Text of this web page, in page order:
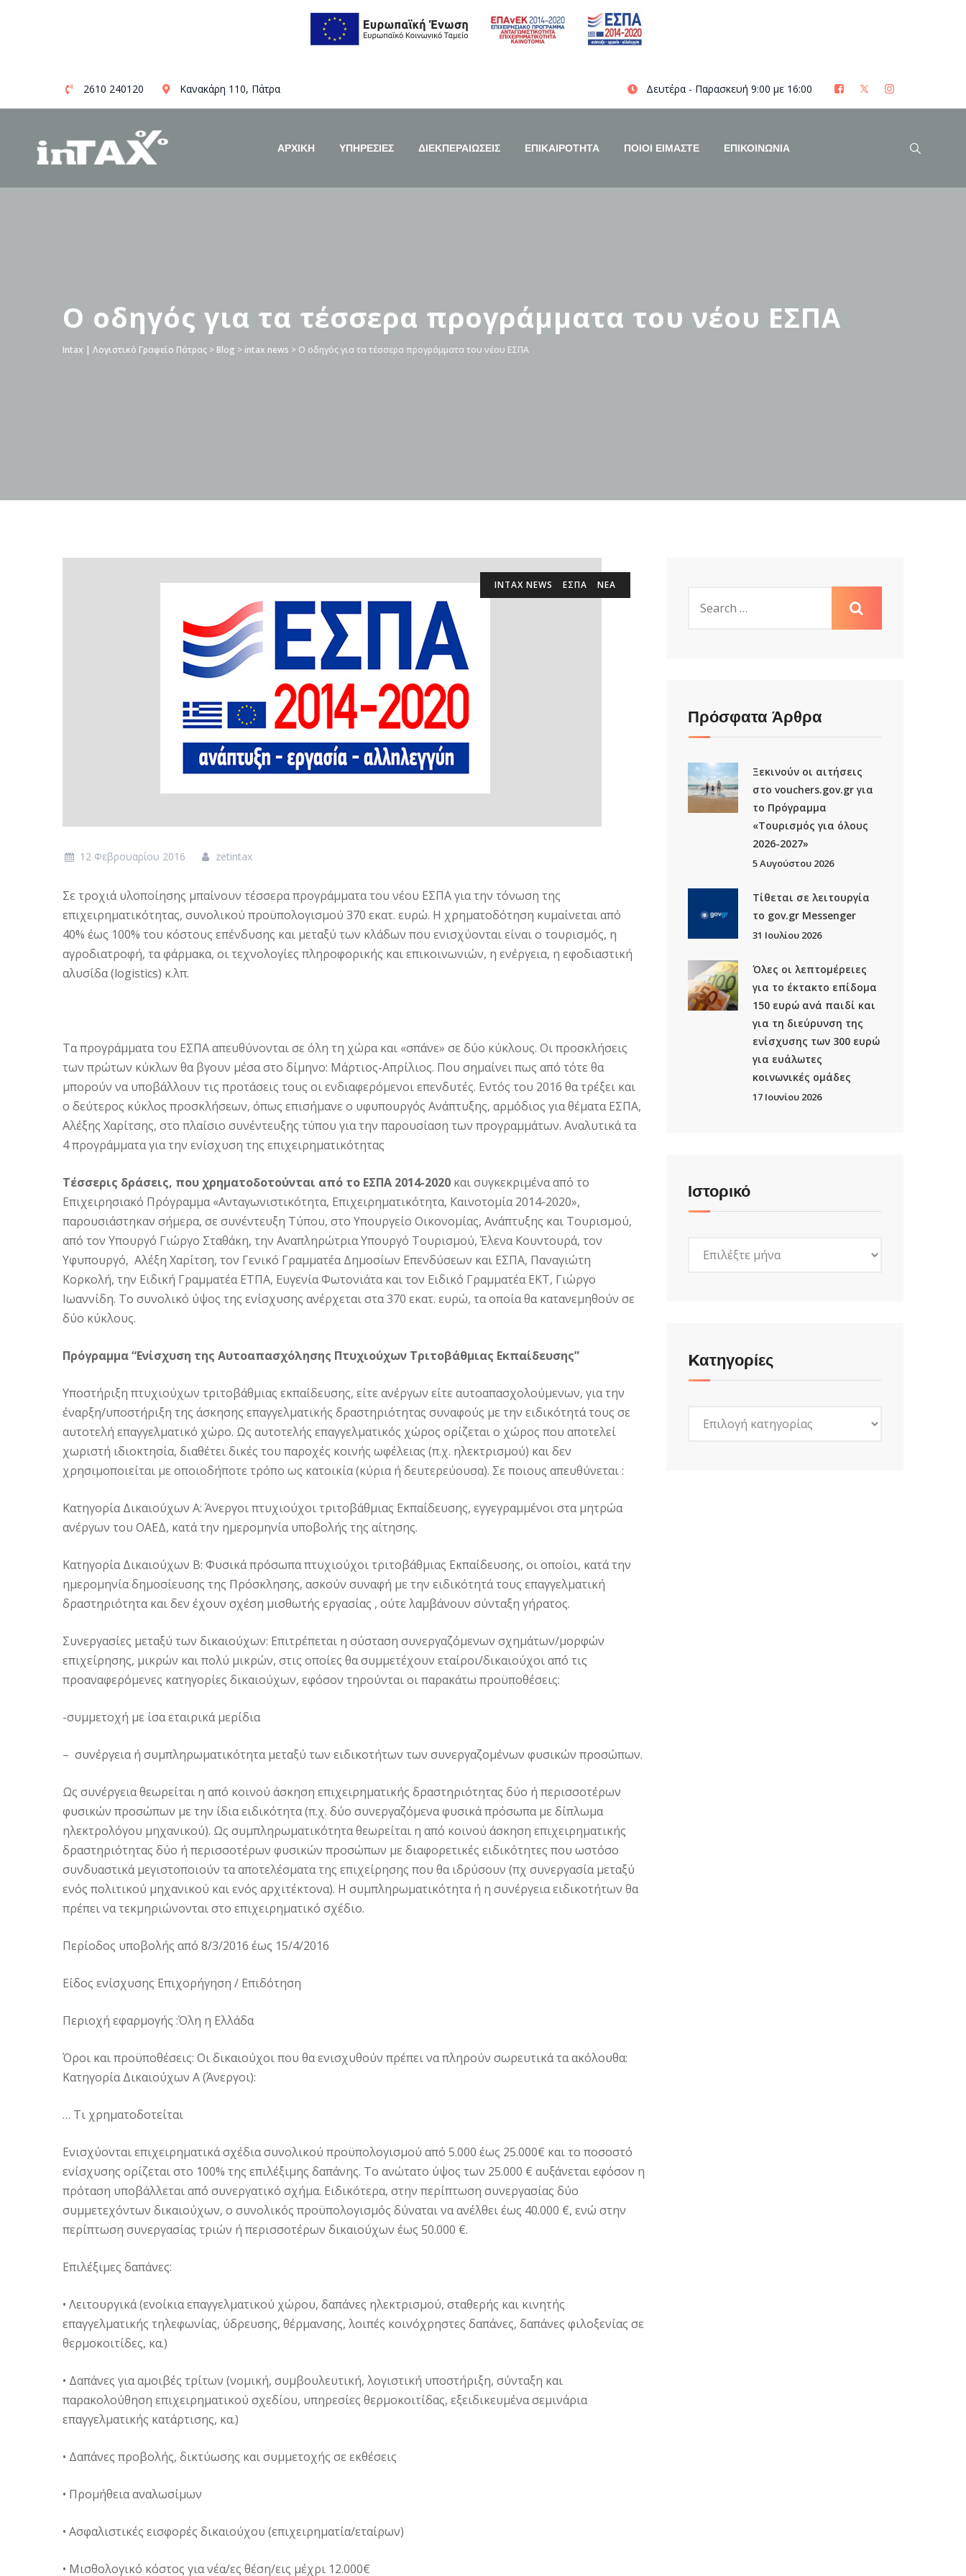
content
2610 240120 Κανακάρη 110, Πάτρα Δευτέρα - Παρασκευή 9:00 με 16:00
ΑΡΧΙΚΗ ΥΠΗΡΕΣΙΕΣ ΔΙΕΚΠΕΡΑΙΩΣΕΙΣ ΕΠΙΚΑΙΡΟΤΗΤΑ ΠΟΙΟΊ ΕΊΜΑΣΤΕ ΕΠΙΚΟΙΝΩΝΙΑ
Ο οδηγός για τα τέσσερα προγράμματα του νέου ΕΣΠΑ
Intax | Λογιστικό Γραφείο Πάτρας > Blog > intax news > Ο οδηγός για τα τέσσερα προγράμματα του νέου ΕΣΠΑ
INTAX NEWS ΕΣΠΑ ΝΕΑ
12 Φεβρουαρίου 2016 zetintax
Σε τροχιά υλοποίησης μπαίνουν τέσσερα προγράμματα του νέου ΕΣΠΑ για την τόνωση της
επιχειρηματικότητας, συνολικού προϋπολογισμού 370 εκατ. ευρώ. Η χρηματοδότηση κυμαίνεται από
40% έως 100% του κόστους επένδυσης και μεταξύ των κλάδων που ενισχύονται είναι ο τουρισμός, η
αγροδιατροφή, τα φάρμακα, οι τεχνολογίες πληροφορικής και επικοινωνιών, η ενέργεια, η εφοδιαστική
αλυσίδα (logistics) κ.λπ.
Τα προγράμματα του ΕΣΠΑ απευθύνονται σε όλη τη χώρα και «σπάνε» σε δύο κύκλους. Οι προσκλήσεις
των πρώτων κύκλων θα βγουν μέσα στο δίμηνο: Μάρτιος-Απρίλιος. Που σημαίνει πως από τότε θα
μπορούν να υποβάλλουν τις προτάσεις τους οι ενδιαφερόμενοι επενδυτές. Εντός του 2016 θα τρέξει και
ο δεύτερος κύκλος προσκλήσεων, όπως επισήμανε ο υφυπουργός Ανάπτυξης, αρμόδιος για θέματα ΕΣΠΑ,
Αλέξης Χαρίτσης, στο πλαίσιο συνέντευξης τύπου για την παρουσίαση των προγραμμάτων. Αναλυτικά τα
4 προγράμματα για την ενίσχυση της επιχειρηματικότητας
Τέσσερις δράσεις, που χρηματοδοτούνται από το ΕΣΠΑ 2014-2020 και συγκεκριμένα από το
Επιχειρησιακό Πρόγραμμα «Ανταγωνιστικότητα, Επιχειρηματικότητα, Καινοτομία 2014-2020»,
παρουσιάστηκαν σήμερα, σε συνέντευξη Τύπου, στο Υπουργείο Οικονομίας, Ανάπτυξης και Τουρισμού,
από τον Υπουργό Γιώργο Σταθάκη, την Αναπληρώτρια Υπουργό Τουρισμού, Έλενα Κουντουρά, τον
Υφυπουργό, Αλέξη Χαρίτση, τον Γενικό Γραμματέα Δημοσίων Επενδύσεων και ΕΣΠΑ, Παναγιώτη
Κορκολή, την Ειδική Γραμματέα ΕΤΠΑ, Ευγενία Φωτονιάτα και τον Ειδικό Γραμματέα ΕΚΤ, Γιώργο
Ιωαννίδη. Το συνολικό ύψος της ενίσχυσης ανέρχεται στα 370 εκατ. ευρώ, τα οποία θα κατανεμηθούν σε
δύο κύκλους.
Πρόγραμμα “Ενίσχυση της Αυτοαπασχόλησης Πτυχιούχων Τριτοβάθμιας Εκπαίδευσης”
Υποστήριξη πτυχιούχων τριτοβάθμιας εκπαίδευσης, είτε ανέργων είτε αυτοαπασχολούμενων, για την
έναρξη/υποστήριξη της άσκησης επαγγελματικής δραστηριότητας συναφούς με την ειδικότητά τους σε
αυτοτελή επαγγελματικό χώρο. Ως αυτοτελής επαγγελματικός χώρος ορίζεται ο χώρος που αποτελεί
χωριστή ιδιοκτησία, διαθέτει δικές του παροχές κοινής ωφέλειας (π.χ. ηλεκτρισμού) και δεν
χρησιμοποιείται με οποιοδήποτε τρόπο ως κατοικία (κύρια ή δευτερεύουσα). Σε ποιους απευθύνεται :
Κατηγορία Δικαιούχων Α: Άνεργοι πτυχιούχοι τριτοβάθμιας Εκπαίδευσης, εγγεγραμμένοι στα μητρώα
ανέργων του ΟΑΕΔ, κατά την ημερομηνία υποβολής της αίτησης.
Κατηγορία Δικαιούχων Β: Φυσικά πρόσωπα πτυχιούχοι τριτοβάθμιας Εκπαίδευσης, οι οποίοι, κατά την
ημερομηνία δημοσίευσης της Πρόσκλησης, ασκούν συναφή με την ειδικότητά τους επαγγελματική
δραστηριότητα και δεν έχουν σχέση μισθωτής εργασίας , ούτε λαμβάνουν σύνταξη γήρατος.
Συνεργασίες μεταξύ των δικαιούχων: Επιτρέπεται η σύσταση συνεργαζόμενων σχημάτων/μορφών
επιχείρησης, μικρών και πολύ μικρών, στις οποίες θα συμμετέχουν εταίροι/δικαιούχοι από τις
προαναφερόμενες κατηγορίες δικαιούχων, εφόσον τηρούνται οι παρακάτω προϋποθέσεις:
-συμμετοχή με ίσα εταιρικά μερίδια
– συνέργεια ή συμπληρωματικότητα μεταξύ των ειδικοτήτων των συνεργαζομένων φυσικών προσώπων.
Ως συνέργεια θεωρείται η από κοινού άσκηση επιχειρηματικής δραστηριότητας δύο ή περισσοτέρων
φυσικών προσώπων με την ίδια ειδικότητα (π.χ. δύο συνεργαζόμενα φυσικά πρόσωπα με δίπλωμα
ηλεκτρολόγου μηχανικού). Ως συμπληρωματικότητα θεωρείται η από κοινού άσκηση επιχειρηματικής
δραστηριότητας δύο ή περισσοτέρων φυσικών προσώπων με διαφορετικές ειδικότητες που ωστόσο
συνδυαστικά μεγιστοποιούν τα αποτελέσματα της επιχείρησης που θα ιδρύσουν (πχ συνεργασία μεταξύ
ενός πολιτικού μηχανικού και ενός αρχιτέκτονα). Η συμπληρωματικότητα ή η συνέργεια ειδικοτήτων θα
πρέπει να τεκμηριώνονται στο επιχειρηματικό σχέδιο.
Περίοδος υποβολής από 8/3/2016 έως 15/4/2016
Είδος ενίσχυσης Επιχορήγηση / Επιδότηση
Περιοχή εφαρμογής :Όλη η Ελλάδα
Όροι και προϋποθέσεις: Οι δικαιούχοι που θα ενισχυθούν πρέπει να πληρούν σωρευτικά τα ακόλουθα:
Κατηγορία Δικαιούχων Α (Άνεργοι):
… Τι χρηματοδοτείται
Eνισχύονται επιχειρηματικά σχέδια συνολικού προϋπολογισμού από 5.000 έως 25.000€ και το ποσοστό
ενίσχυσης ορίζεται στο 100% της επιλέξιμης δαπάνης. Το ανώτατο ύψος των 25.000 € αυξάνεται εφόσον η
πρόταση υποβάλλεται από συνεργατικό σχήμα. Ειδικότερα, στην περίπτωση συνεργασίας δύο
συμμετεχόντων δικαιούχων, ο συνολικός προϋπολογισμός δύναται να ανέλθει έως 40.000 €, ενώ στην
περίπτωση συνεργασίας τριών ή περισσοτέρων δικαιούχων έως 50.000 €.
Επιλέξιμες δαπάνες:
• Λειτουργικά (ενοίκια επαγγελματικού χώρου, δαπάνες ηλεκτρισμού, σταθερής και κινητής
επαγγελματικής τηλεφωνίας, ύδρευσης, θέρμανσης, λοιπές κοινόχρηστες δαπάνες, δαπάνες φιλοξενίας σε
θερμοκοιτίδες, κα.)
• Δαπάνες για αμοιβές τρίτων (νομική, συμβουλευτική, λογιστική υποστήριξη, σύνταξη και
παρακολούθηση επιχειρηματικού σχεδίου, υπηρεσίες θερμοκοιτίδας, εξειδικευμένα σεμινάρια
επαγγελματικής κατάρτισης, κα.)
• Δαπάνες προβολής, δικτύωσης και συμμετοχής σε εκθέσεις
• Προμήθεια αναλωσίμων
• Ασφαλιστικές εισφορές δικαιούχου (επιχειρηματία/εταίρων)
• Μισθολογικό κόστος για νέα/ες θέση/εις μέχρι 12.000€
Πρόσφατα Άρθρα
Ξεκινούν οι αιτήσεις
στο vouchers.gov.gr για
το Πρόγραμμα
«Τουρισμός για όλους
2026-2027»
5 Αυγούστου 2026
Τίθεται σε λειτουργία
το gov.gr Μessenger
31 Ιουλίου 2026
Όλες οι λεπτομέρειες
για το έκτακτο επίδομα
150 ευρώ ανά παιδί και
για τη διεύρυνση της
ενίσχυσης των 300 ευρώ
για ευάλωτες
κοινωνικές ομάδες
17 Ιουνίου 2026
Ιστορικό
Kατηγορίες